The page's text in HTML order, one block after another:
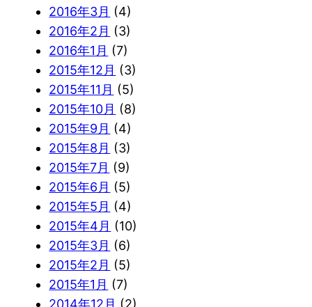
2016年3月 (4)
2016年2月 (3)
2016年1月 (7)
2015年12月 (3)
2015年11月 (5)
2015年10月 (8)
2015年9月 (4)
2015年8月 (3)
2015年7月 (9)
2015年6月 (5)
2015年5月 (4)
2015年4月 (10)
2015年3月 (6)
2015年2月 (5)
2015年1月 (7)
2014年12月 (2)